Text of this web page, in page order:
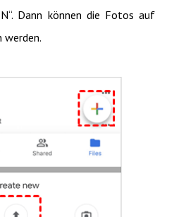
Dann können die Fotos auf
werden.